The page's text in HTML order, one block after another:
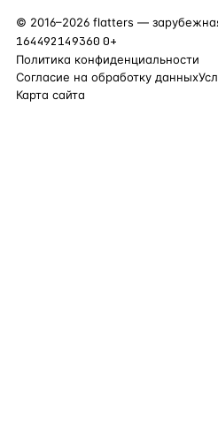
© 2016–2026 flatters —
164492149360 0+
Политика конфиденциальности
Согласие на обработку данных
Карта сайта